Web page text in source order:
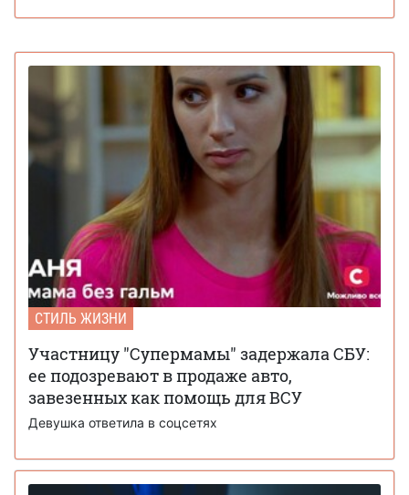
СТИЛЬ ЖИЗНИ
Участницу "Супермамы" задержала СБУ:
ее подозревают в продаже авто,
завезенных как помощь для ВСУ
Девушка ответила в соцсетях